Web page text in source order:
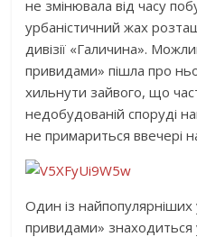
не змінювала від часу
урбаністичний жах
дивізії «Галичина».
привидами» пішла про
хильнути зайвого, що
недобудованій споруді
не примариться ввечері
Один із найпопулярніших
привидами» знаходиться